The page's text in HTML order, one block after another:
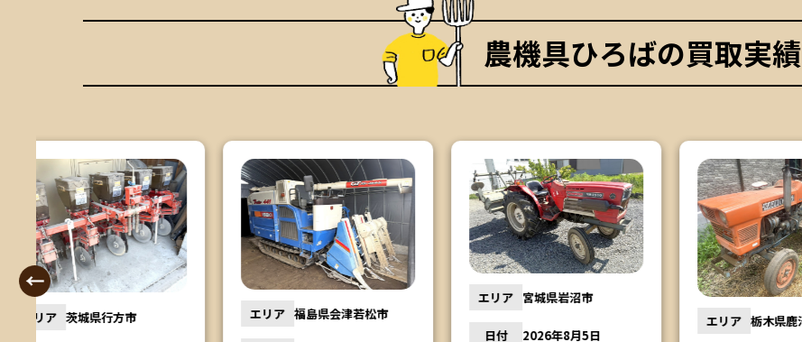
農機具ひろばの買取実績
エリア 福島県会津若松市